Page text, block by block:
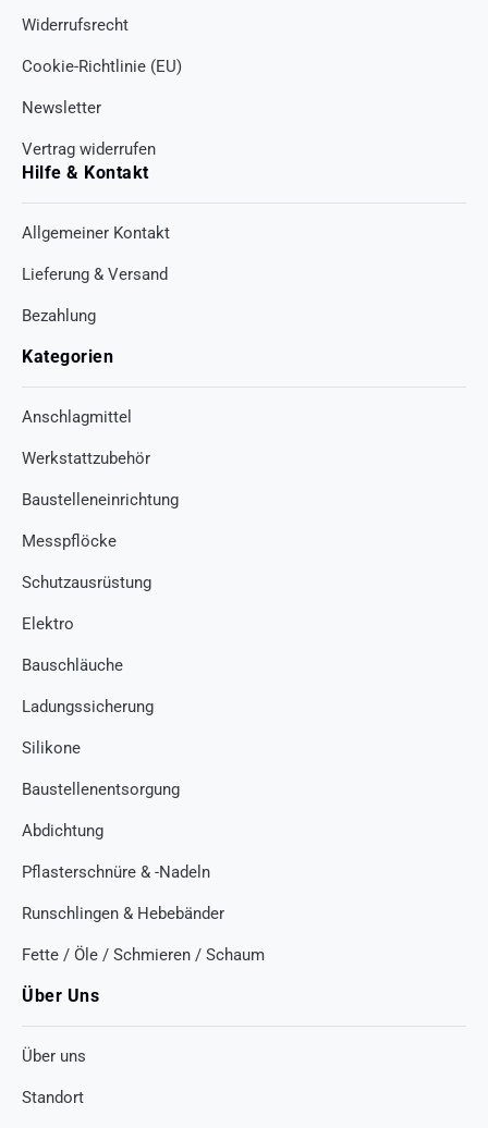
Widerrufsrecht
Cookie-Richtlinie (EU)
Newsletter
Vertrag widerrufen
Hilfe & Kontakt
Allgemeiner Kontakt
Lieferung & Versand
Bezahlung
Kategorien
Anschlagmittel
Werkstattzubehör
Baustelleneinrichtung
Messpflöcke
Schutzausrüstung
Elektro
Bauschläuche
Ladungssicherung
Silikone
Baustellenentsorgung
Abdichtung
Pflasterschnüre & -Nadeln
Runschlingen & Hebebänder
Fette / Öle / Schmieren / Schaum
Über Uns
Über uns
Standort